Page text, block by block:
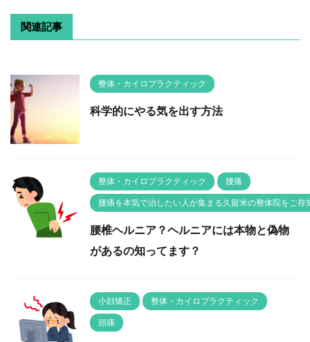
関連記事
整体・カイロプラクティック
科学的にやる気を出す方法
整体・カイロプラクティック 腰痛
腰痛を本気で治したい人が集まる久留米の整体院をご存
腰椎ヘルニア？ヘルニアには本物と偽物
があるの知ってます？
小顔矯正 整体・カイロプラクティック
頭痛